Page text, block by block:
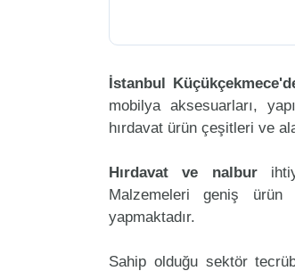
İstanbul
mobilya aksesuarları,
hırdavat ürün çeşitleri ve
Hırdavat ve nalbur
Malzemeleri geniş ürün
yapmaktadır.
Sahip olduğu sektör